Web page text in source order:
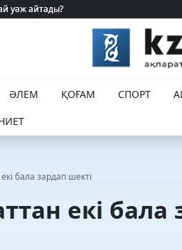
уәж айтады?
уәж айтады?
ӘЛЕМ ҚОҒАМ СПОРТ
бала зардап шекті
екі бала